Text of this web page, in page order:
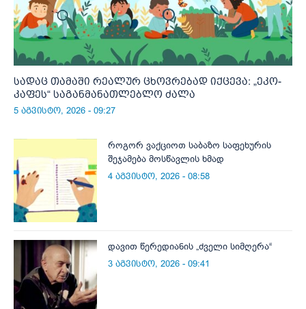
სადაც თამაში რეალურ ცხოვრებად იქცევა: „ეკო-
კაფეს“ საგანმანათლებლო ძალა
5 აგვისტო, 2026 - 09:27
როგორ ვაქციოთ საბაზო საფეხურის
შეჯამება მოსწავლის ხმად
4 აგვისტო, 2026 - 08:58
დავით წერედიანის „ძველი სიმღერა“
3 აგვისტო, 2026 - 09:41